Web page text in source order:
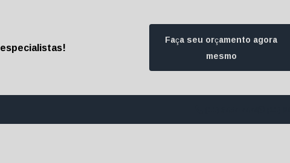
Faça seu orçamento agora
mesmo